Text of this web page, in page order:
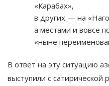
«Карабах»,
в других — на
а местами и вовсе
«ныне
В ответ на эту ситуацию
выступили с сатирической